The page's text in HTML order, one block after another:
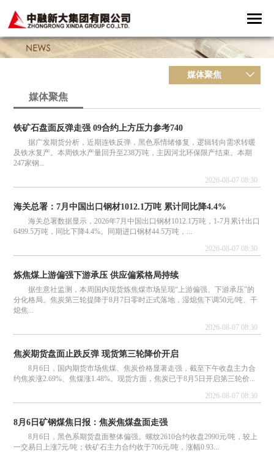
媒体聚焦
媒体聚焦
铁矿石盘面反弹走强 09合约上方压力参考740
据广发期货分析，近期连铁反弹，黑色系情绪修复，逻辑转向需求转暖
及铁水复产。本周铁水产量回升至238万吨，主因河北环保限产结束。本期
247家钢...
2026-08-07 08:30
海关总署：7月中国出口钢材1012.1万吨 累计同比降4.4%
海关总署数据显示，2026年7月中国出口钢材1012.1万吨，1-7月累计出口
6499.5万吨，同比下降4.4%。同期进口钢材44.5万吨，...
2026-08-07 08:30
炼焦煤上游偏强下游承压 供应偏紧格局持续
据生意社监测，本周国内现货炼焦煤市场呈现“上游偏强、下游承压”的
分化格局。焦炭第三轮提降于8月7日零时正式落地，湿熄焦下调50元/吨、干
熄焦...
2026-08-07 08:30
焦炭期货盘面止跌反弹 现货第三轮降价开启
8月6日，国内期货市场焦煤、焦炭价格显著走强，截至下午收盘主力合
约焦炭涨2.69%、焦煤涨1.48%。现货方面，焦炭已于8月5日开启第三轮价...
2026-08-07 08:30
8月6日矿钢煤焦日报：焦炭焦煤盘面走强
8月6日，黑色系期货盘面整体偏强。螺纹2610合约收盘2990元/吨，较上
一交易日上涨7元/吨；铁矿石主力合约收于706元/吨，涨幅0.93...